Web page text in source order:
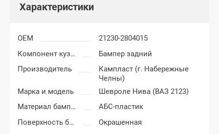
Характеристики
OEM
21230-2804015
Компонент кузова
Бампер задний
Производитель
Кампласт (г. Набережные
Челны)
Марка и модель
Шевроле Нива (ВАЗ 2123)
Материал бампера
АБС-пластик
Поверхность бампера
Окрашенная